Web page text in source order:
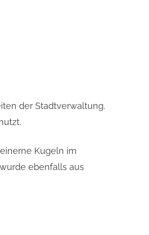
der Stadtverwaltung.
Kugeln im
ebenfalls aus